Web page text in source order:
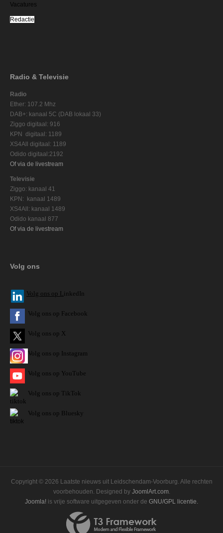
Vacatures
Redactie
Radio & Televisie
Radio
Ether: 107.2 Mhz
DAB+: kanaal 5C (DAB lokaal 33)
Ziggo digitaal: 916
KPN digitaal: 1189
XS4All digitaal: 1189
Odido digitaal:2192
Of via de livestream
Televisie
Ziggo: kanaal 41
KPN: kanaal 1489
XS4All: kanaal 1489
Odido kanaal 877
Of via de livestream
Volg ons
Volg ons op L inkedIn
Volg ons op Facebook
Volg ons op X
Volg ons op Instagram
Volg ons op YouTube
Volg ons op TikTok
Volg ons op Bluesky
Copyright © 2026 Laatste nieuws uit Leidschendam-Voorburg. Alle rechten
voorbehouden. Designed by JoomlArt.com.
Joomla! is vrije software uitgegeven onder de GNU/GPL licentie.